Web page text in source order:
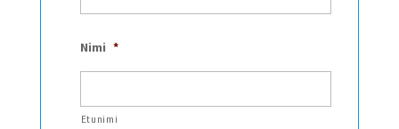
Nimi *
Etunimi